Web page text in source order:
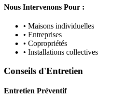
Nous Intervenons Pour :
• Maisons individuelles
• Entreprises
• Copropriétés
• Installations collectives
Conseils d'Entretien
Entretien Préventif